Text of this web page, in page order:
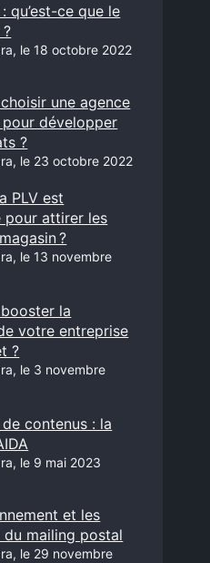
qu’est-ce que le
le 18 octobre 2022
une agence
développer
?
le 23 octobre 2022
PLV est
pour attirer les
?
le 13 novembre
la
votre entreprise
?
le 3 novembre
contenus : la
le 9 mai 2023
et les
du mailing postal
le 29 novembre